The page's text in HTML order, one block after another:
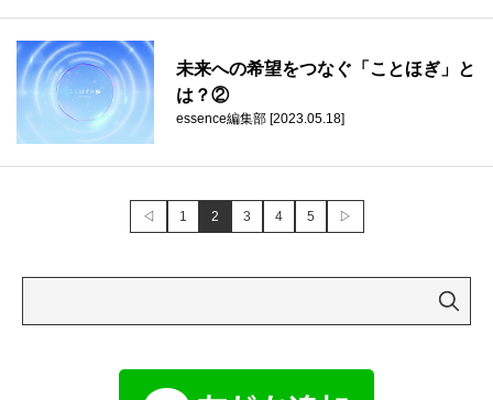
未来への希望をつなぐ「ことほぎ」と
は？②
essence編集部 [2023.05.18]
◁ 1 2 3 4 5 ▷